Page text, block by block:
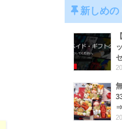
新しめの